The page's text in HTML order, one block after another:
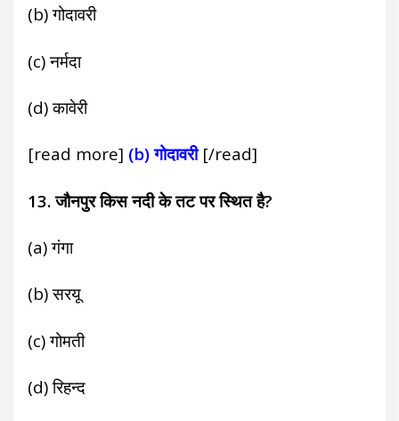
(b) गोदावरी
(c) नर्मदा
(d) कावेरी
[read more] (b) गोदावरी[/read]
13. जौनपुर किस नदी के तट पर स्थित है?
(a) गंगा
(b) सरयू
(c) गोमती
(d) रिहन्द